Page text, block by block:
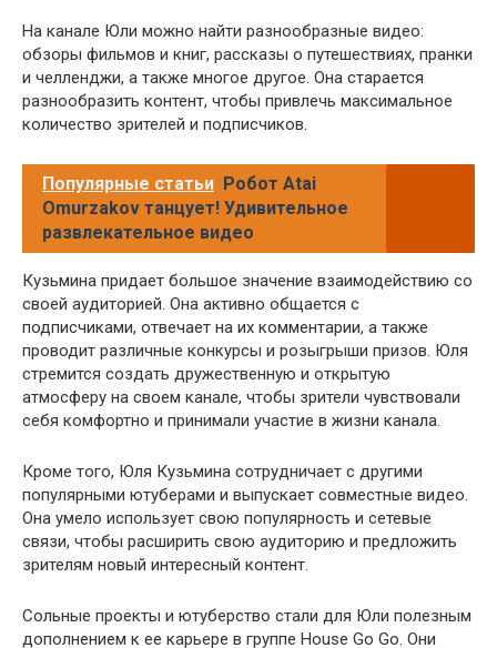
На канале Юли можно найти разнообразные видео:
обзоры фильмов и книг, рассказы о путешествиях, пранки
и челленджи, а также многое другое. Она старается
разнообразить контент, чтобы привлечь максимальное
количество зрителей и подписчиков.
Популярные статьи Робот Atai
Omurzakov танцует! Удивительное
развлекательное видео
Кузьмина придает большое значение взаимодействию со
своей аудиторией. Она активно общается с
подписчиками, отвечает на их комментарии, а также
проводит различные конкурсы и розыгрыши призов. Юля
стремится создать дружественную и открытую
атмосферу на своем канале, чтобы зрители чувствовали
себя комфортно и принимали участие в жизни канала.
Кроме того, Юля Кузьмина сотрудничает с другими
популярными ютуберами и выпускает совместные видео.
Она умело использует свою популярность и сетевые
связи, чтобы расширить свою аудиторию и предложить
зрителям новый интересный контент.
Сольные проекты и ютуберство стали для Юли полезным
дополнением к ее карьере в группе House Go Go. Они